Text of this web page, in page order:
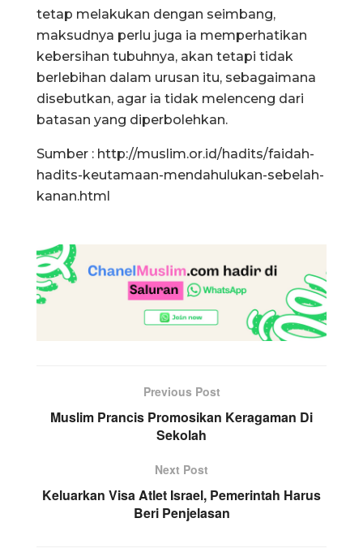
tetap melakukan dengan seimbang,
maksudnya perlu juga ia memperhatikan
kebersihan tubuhnya, akan tetapi tidak
berlebihan dalam urusan itu, sebagaimana
disebutkan, agar ia tidak melenceng dari
batasan yang diperbolehkan.
Sumber : http://muslim.or.id/hadits/faidah-
hadits-keutamaan-mendahulukan-sebelah-
kanan.html
Previous Post
Muslim Prancis Promosikan Keragaman Di
Sekolah
Next Post
Keluarkan Visa Atlet Israel, Pemerintah Harus
Beri Penjelasan